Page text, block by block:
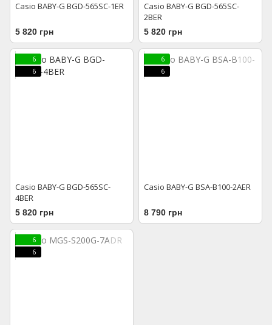
Casio BABY-G BGD-565SC-1ER
5 820 грн
Casio BABY-G BGD-565SC-
2BER
5 820 грн
6
6
Casio BABY-G BGD-565SC-
4BER
5 820 грн
6
6
Casio BABY-G BSA-B100-2AER
8 790 грн
6
6